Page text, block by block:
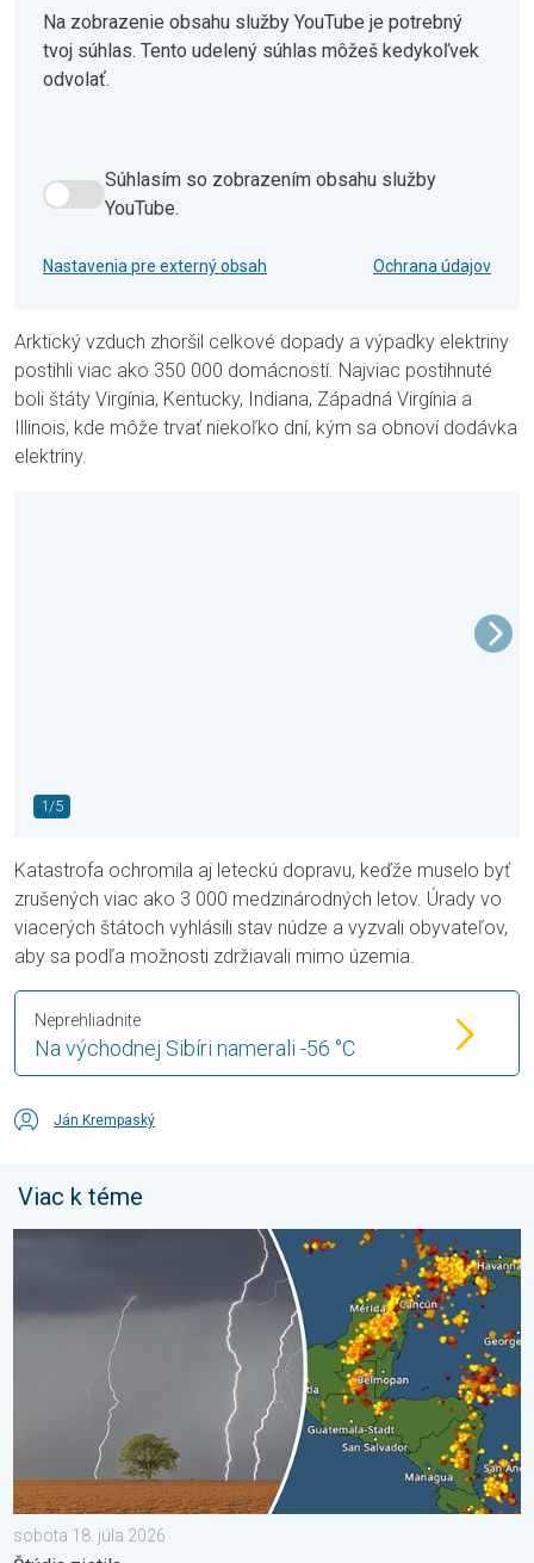
Na zobrazenie obsahu služby YouTube je potrebný
tvoj súhlas. Tento udelený súhlas môžeš kedykoľvek
odvolať.
Súhlasím so zobrazením obsahu služby YouTube.
Súhlasím so zobrazením obsahu služby
YouTube.
Nastavenia pre externý obsah Ochrana údajov
Arktický vzduch zhoršil celkové dopady a výpadky elektriny
postihli viac ako 350 000 domácností. Najviac postihnuté
boli štáty Virgínia, Kentucky, Indiana, Západná Virgínia a
Illinois, kde môže trvať niekoľko dní, kým sa obnoví dodávka
elektriny.
1/5
Katastrofa ochromila aj leteckú dopravu, keďže muselo byť
zrušených viac ako 3 000 medzinárodných letov. Úrady vo
viacerých štátoch vyhlásili stav núdze a vyzvali obyvateľov,
aby sa podľa možnosti zdržiavali mimo územia.
Na východnej Sibíri namerali -56 °C
Neprehliadnite
Ján Krempaský
Viac k téme
Milióny stromov údermi bleskov hynú. Štúdia zistila. . . sobota
sobota 18. júla 2026